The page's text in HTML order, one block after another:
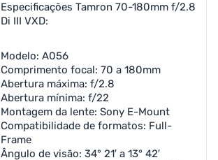
Especificações Tamron 70-180mm f/2.8
Di III VXD:
Modelo: A056
Comprimento focal: 70 a 180mm
Abertura máxima: f/2.8
Abertura mínima: f/22
Montagem da lente: Sony E-Mount
Compatibilidade de formatos: Full-
Frame
Ângulo de visão: 34° 21′ a 13° 42′